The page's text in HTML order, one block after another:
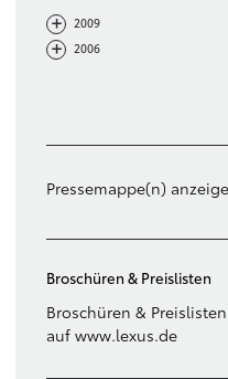
+- 2009
+- 2006
Pressemappe(n)
Broschüren & Preislisten
Broschüren &
auf www.lexus.de